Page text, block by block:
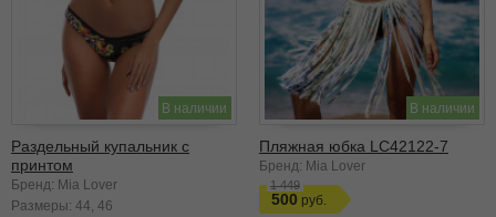
В наличии
Раздельный купальник с
принтом
Бренд: Mia Lover
Размеры: 44 46
В наличии
Пляжная юбка LC42122-7
Бренд: Mia Lover
1 449
500